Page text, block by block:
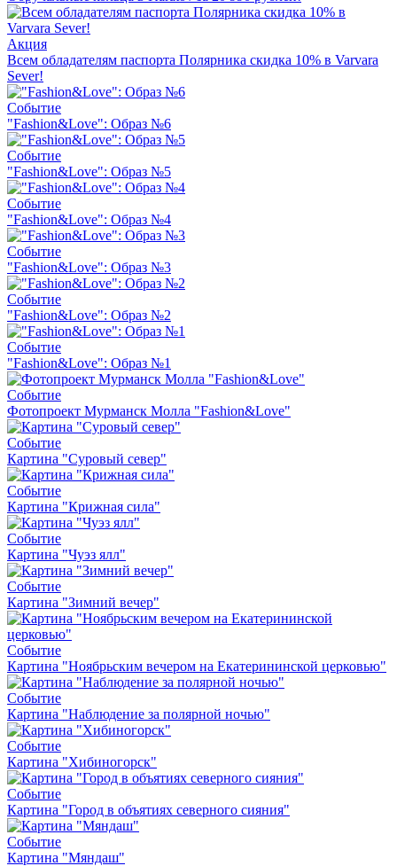
Акция
Всем обладателям паспорта Полярника скидка 10% в Varvara
Sever!
Событие
"Fashion&Love": Образ №6
Событие
"Fashion&Love": Образ №5
Событие
"Fashion&Love": Образ №4
Событие
"Fashion&Love": Образ №3
Событие
"Fashion&Love": Образ №2
Событие
"Fashion&Love": Образ №1
Событие
Фотопроект Мурманск Молла "Fashion&Love"
Событие
Картина "Суровый север"
Событие
Картина "Крижная сила"
Событие
Картина "Чуэз ялл"
Событие
Картина "Зимний вечер"
Событие
Картина "Ноябрьским вечером на Екатерининской церковью"
Событие
Картина "Наблюдение за полярной ночью"
Событие
Картина "Хибиногорск"
Событие
Картина "Город в объятиях северного сияния"
Событие
Картина "Мяндаш"